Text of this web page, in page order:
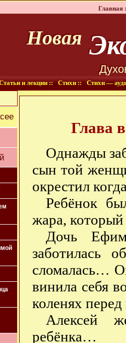
Главная
Новая
и лекции :: Стихи :: Стихи —
Глава
Однажды
сын той
окрестил
Ребёнок
жара,
Дочь
заботилась
сломалась…
винила себя
коленях
Алексей
ребёнка…